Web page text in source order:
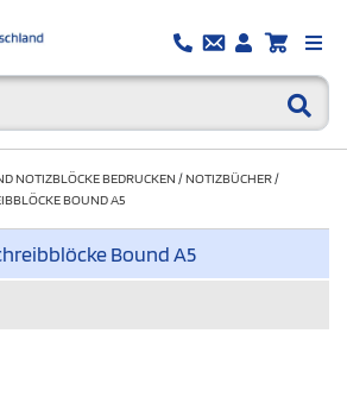
NOTIZBLÖCKE BEDRUCKEN /NOTIZBÜCHER/
BOUND A5
Bound A5